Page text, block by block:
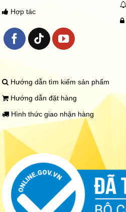
Hợp tác
Hướng dẫn tìm kiếm sản phẩm
Hướng dẫn đặt hàng
Hình thức giao nhận hàng